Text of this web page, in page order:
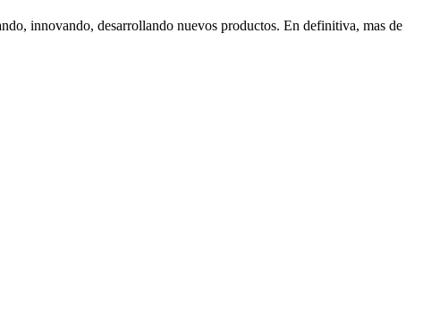
innovando, desarrollando nuevos productos. En definitiva, mas de